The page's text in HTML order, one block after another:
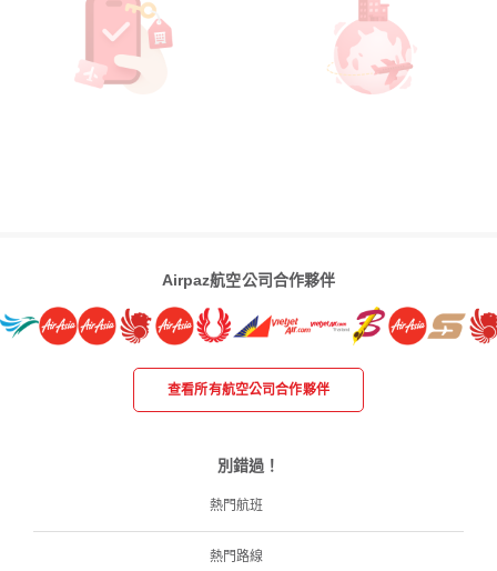
Airpaz航空公司合作夥伴
查看所有航空公司合作夥伴
別錯過！
熱門航班
熱門路線